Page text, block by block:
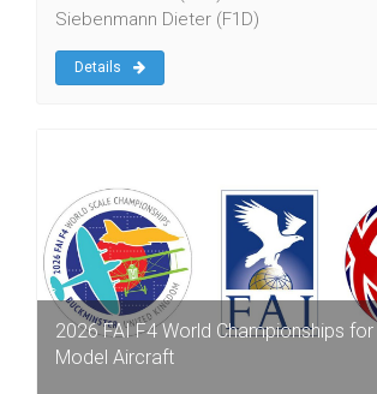
Siebenmann Dieter (F1D)
Details
2026 FAI F4 World Championships
Model Aircraft